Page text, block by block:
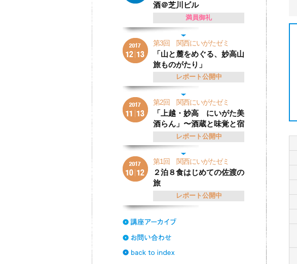
酒＠芝川ビル
満員御礼
第3回 関西にいがたゼミ
「山と麓をめぐる、妙高山
旅ものがたり」
レポート公開中
第2回 関西にいがたゼミ
「上越・妙高 にいがた美
酒らん」〜酒蔵と味覚と宿
レポート公開中
第1回 関西にいがたゼミ
２泊８食はじめての佐渡の
旅
レポート公開中